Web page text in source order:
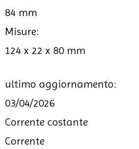
84 mm
Misure:
124 x 22 x 80 mm
ultimo aggiornamento:
03/04/2026
Corrente costante
Corrente